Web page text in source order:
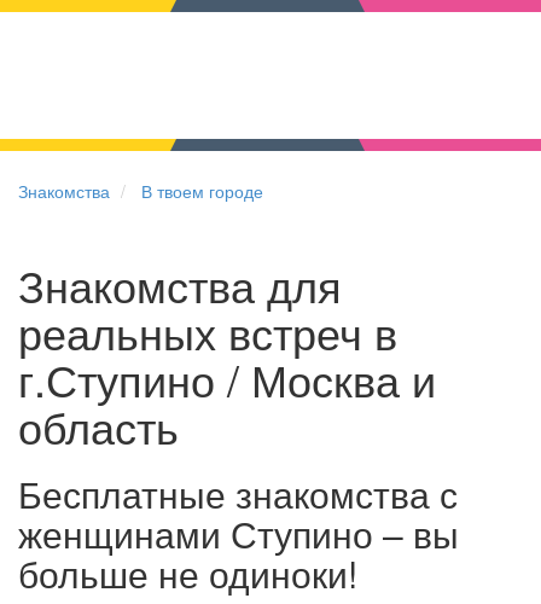
Знакомства В твоем городе
Знакомства для
реальных встреч в
г.Ступино / Москва и
область
Бесплатные знакомства с
женщинами Ступино – вы
больше не одиноки!